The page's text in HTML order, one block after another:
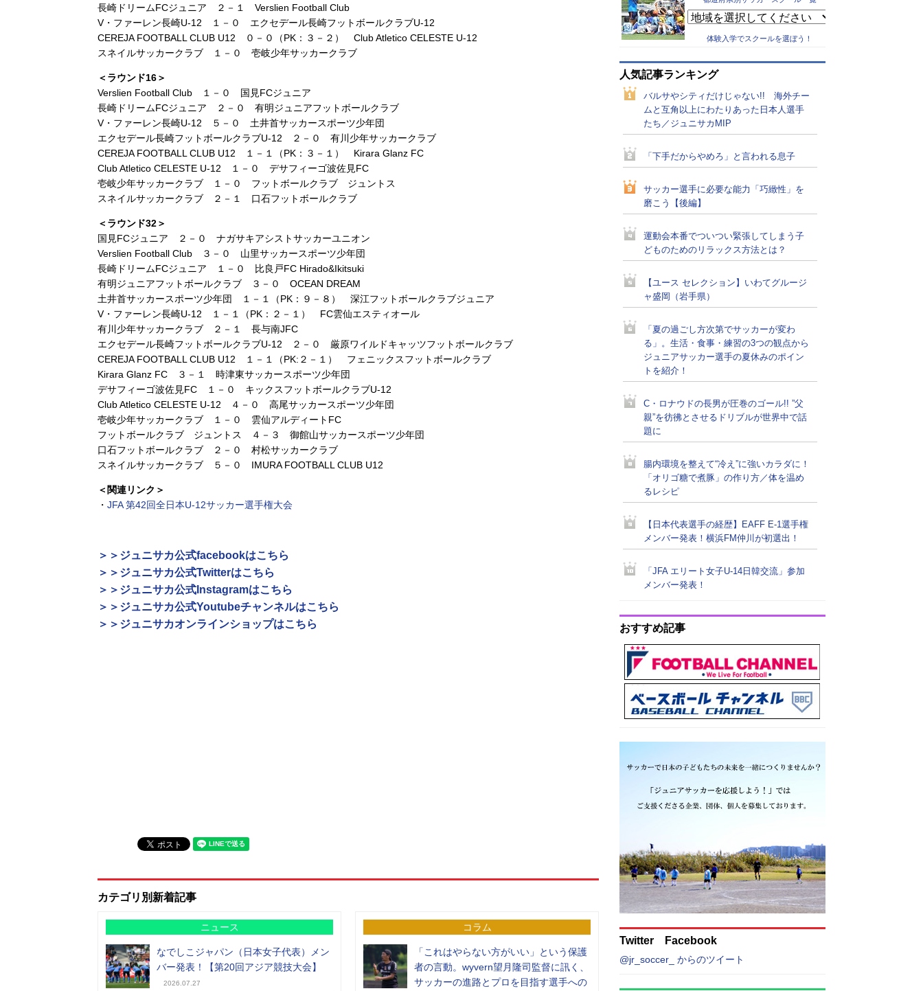
長崎ドリームFCジュニア ２－１ Verslien Football Club
V・ファーレン長崎U-12 １－０ エクセデール長崎フットボールクラブU-12
CEREJA FOOTBALL CLUB U12 ０－０（PK：３－２） Club Atletico CELESTE U-12
スネイルサッカークラブ １－０ 壱岐少年サッカークラブ
＜ラウンド16＞
Verslien Football Club １－０ 国見FCジュニア
長崎ドリームFCジュニア ２－０ 有明ジュニアフットボールクラブ
V・ファーレン長崎U-12 ５－０ 土井首サッカースポーツ少年団
エクセデール長崎フットボールクラブU-12 ２－０ 有川少年サッカークラブ
CEREJA FOOTBALL CLUB U12 １－１（PK：３－１） Kirara Glanz FC
Club Atletico CELESTE U-12 １－０ デサフィーゴ波佐見FC
壱岐少年サッカークラブ １－０ フットボールクラブ ジュントス
スネイルサッカークラブ ２－１ 口石フットボールクラブ
＜ラウンド32＞
国見FCジュニア ２－０ ナガサキアシストサッカーユニオン
Verslien Football Club ３－０ 山里サッカースポーツ少年団
長崎ドリームFCジュニア １－０ 比良戸FC Hirado&Ikitsuki
有明ジュニアフットボールクラブ ３－０ OCEAN DREAM
土井首サッカースポーツ少年団 １－１（PK：９－８） 深江フットボールクラブジュニア
V・ファーレン長崎U-12 １－１（PK：２－１） FC雲仙エスティオール
有川少年サッカークラブ ２－１ 長与南JFC
エクセデール長崎フットボールクラブU-12 ２－０ 厳原ワイルドキャッツフットボールクラブ
CEREJA FOOTBALL CLUB U12 １－１（PK:２－１） フェニックスフットボールクラブ
Kirara Glanz FC ３－１ 時津東サッカースポーツ少年団
デサフィーゴ波佐見FC １－０ キックスフットボールクラブU-12
Club Atletico CELESTE U-12 ４－０ 高尾サッカースポーツ少年団
壱岐少年サッカークラブ １－０ 雲仙アルディートFC
フットボールクラブ ジュントス ４－３ 御館山サッカースポーツ少年団
口石フットボールクラブ ２－０ 村松サッカークラブ
スネイルサッカークラブ ５－０ IMURA FOOTBALL CLUB U12
＜関連リンク＞
・ JFA 第42回全日本U-12サッカー選手権大会
＞＞ジュニサカ公式facebookはこちら
＞＞ジュニサカ公式Twitterはこちら
＞＞ジュニサカ公式Instagramはこちら
＞＞ジュニサカ公式Youtubeチャンネルはこちら
＞＞ジュニサカオンラインショップはこちら
カテゴリ別新着記事
ニュース
なでしこジャパン（日本女子代表）メン
バー発表！【第20回アジア競技大会】
2026.07.27
コラム
「これはやらない方がいい」という保護
者の言動。wyvern望月隆司監督に訊く、
サッカーの進路とプロを目指す選手への
体験入学でスクールを選ぼう！
人気記事ランキング
バルサやシティだけじゃない!! 海外チー
ムと互角以上にわたりあった日本人選手
たち／ジュニサカMIP
「下手だからやめろ」と言われる息子
サッカー選手に必要な能力「巧緻性」を
磨こう【後編】
運動会本番でついつい緊張してしまう子
どものためのリラックス方法とは？
【ユース セレクション】いわてグルージ
ャ盛岡（岩手県）
「夏の過ごし方次第でサッカーが変わ
る」。生活・食事・練習の3つの観点から
ジュニアサッカー選手の夏休みのポイン
トを紹介！
C・ロナウドの長男が圧巻のゴール!! ”父
親”を彷彿とさせるドリブルが世界中で話
題に
腸内環境を整えて“冷え”に強いカラダに！
「オリゴ糖で煮豚」の作り方／体を温め
るレシピ
【日本代表選手の経歴】EAFF E-1選手権
メンバー発表！横浜FM仲川が初選出！
「JFA エリート女子U-14日韓交流」参加
メンバー発表！
おすすめ記事
Twitter Facebook
@jr_soccer_ からのツイート